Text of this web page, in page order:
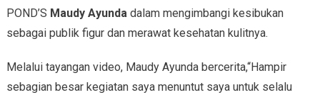
POND’S Maudy Ayundadalam mengimbangi kesibukan
sebagai publik figur dan merawat kesehatan kulitnya.
Melalui tayangan video, Maudy Ayunda bercerita,“Hampir
sebagian besar kegiatan saya menuntut saya untuk selalu